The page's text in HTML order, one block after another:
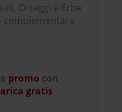
Ortaggi e Erbe
complementare
promo con
gratis